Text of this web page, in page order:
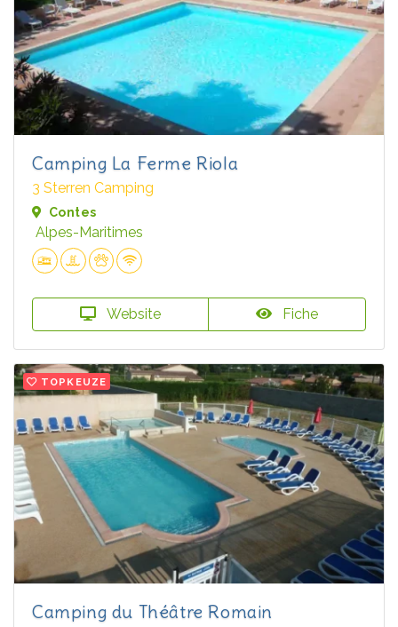
Camping La Ferme Riola
3 Sterren Camping
Contes
Alpes-Maritimes
Website Fiche
TOPKEUZE
Camping du Théâtre Romain